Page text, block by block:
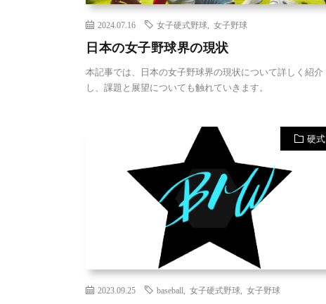
2024.07.16 女子硬式野球 女子野球
日本の女子野球界の現状
本記事では、日本の女子野球界の現状について詳しく紹介
し、課題と展望についても触れていきます。
硬式
2023.09.25 baseball 女子硬式野球 女子野球